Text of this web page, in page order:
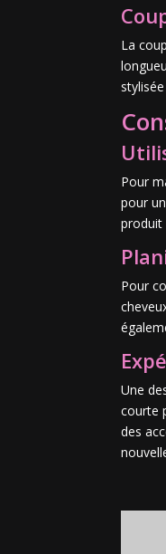
La
Pour
pour
produit
Pour
Une
courte
des